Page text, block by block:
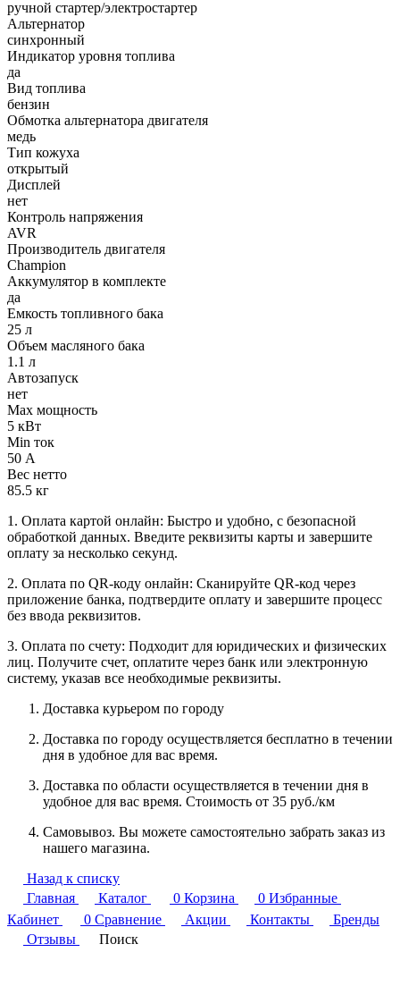
ручной стартер/электростартер
Альтернатор
синхронный
Индикатор уровня топлива
да
Вид топлива
бензин
Обмотка альтернатора двигателя
медь
Тип кожуха
открытый
Дисплей
нет
Контроль напряжения
AVR
Производитель двигателя
Champion
Аккумулятор в комплекте
да
Емкость топливного бака
25 л
Объем масляного бака
1.1 л
Автозапуск
нет
Max мощность
5 кВт
Min ток
50 А
Вес нетто
85.5 кг
1. Оплата картой онлайн: Быстро и удобно, с безопасной
обработкой данных. Введите реквизиты карты и завершите
оплату за несколько секунд.
2. Оплата по QR-коду онлайн: Сканируйте QR-код через
приложение банка, подтвердите оплату и завершите процесс
без ввода реквизитов.
3. Оплата по счету: Подходит для юридических и физических
лиц. Получите счет, оплатите через банк или электронную
систему, указав все необходимые реквизиты.
Доставка курьером по городу
Доставка по городу осуществляется бесплатно в течении
дня в удобное для вас время.
Доставка по области осуществляется в течении дня в
удобное для вас время. Стоимость от 35 руб./км
Самовывоз. Вы можете самостоятельно забрать заказ из
нашего магазина.
Назад к списку
Главная
Каталог 0 Корзина 0 Избранные
Кабинет
0 Сравнение Акции Контакты
Бренды
Отзывы
Поиск